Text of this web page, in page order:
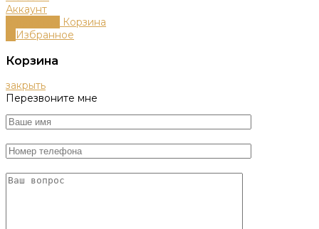
Аккаунт
Корзина
Избранное
Корзина
закрыть
Перезвоните мне